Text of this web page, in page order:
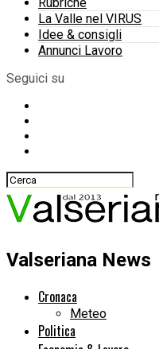
La Valle nel VIRUS
Idee & consigli
Annunci Lavoro
Seguici su
Valseriana News
Cronaca
Meteo
Politica